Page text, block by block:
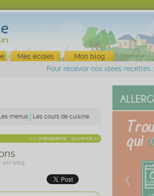
Mes écoles
Mon blog
Pour recevoir nos idées recettes :
menus Les cours de cuisine
suivante >>
<< précédente
son blog